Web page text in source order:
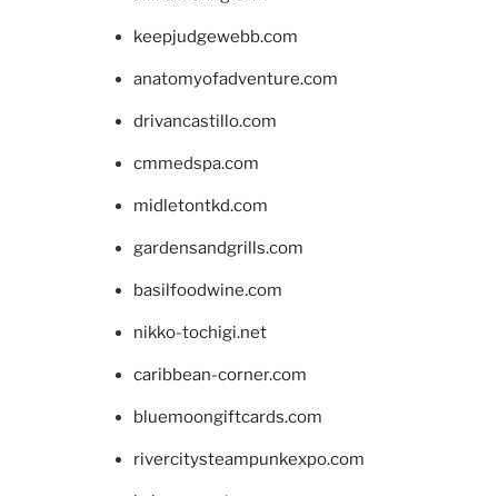
keepjudgewebb.com
anatomyofadventure.com
drivancastillo.com
cmmedspa.com
midletontkd.com
gardensandgrills.com
basilfoodwine.com
nikko-tochigi.net
caribbean-corner.com
bluemoongiftcards.com
rivercitysteampunkexpo.com